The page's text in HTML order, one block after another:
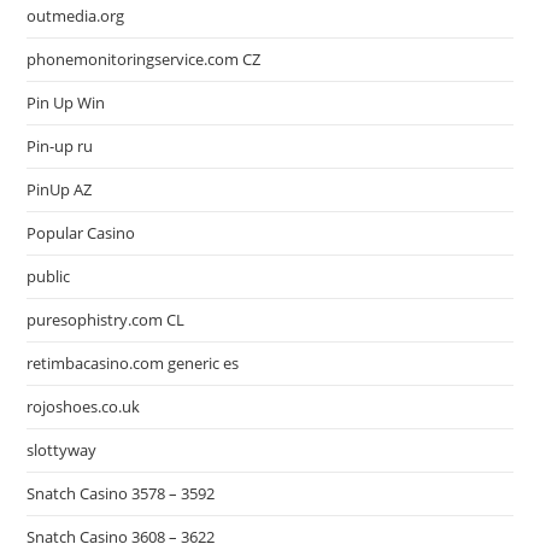
outmedia.org
phonemonitoringservice.com CZ
Pin Up Win
Pin-up ru
PinUp AZ
Popular Casino
public
puresophistry.com CL
retimbacasino.com generic es
rojoshoes.co.uk
slottyway
Snatch Casino 3578 – 3592
Snatch Casino 3608 – 3622